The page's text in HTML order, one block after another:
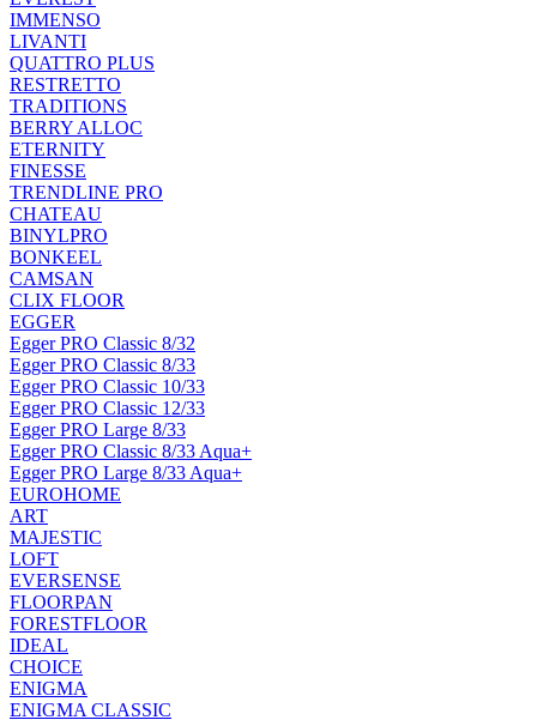
IMMENSO
LIVANTI
QUATTRO PLUS
RESTRETTO
TRADITIONS
BERRY ALLOC
ETERNITY
FINESSE
TRENDLINE PRO
CHATEAU
BINYLPRO
BONKEEL
CAMSAN
CLIX FLOOR
EGGER
Egger PRO Classic 8/32
Egger PRO Classic 8/33
Egger PRO Classic 10/33
Egger PRO Classic 12/33
Egger PRO Large 8/33
Egger PRO Classic 8/33 Aqua+
Egger PRO Large 8/33 Aqua+
EUROHOME
ART
MAJESTIC
LOFT
EVERSENSE
FLOORPAN
FORESTFLOOR
IDEAL
CHOICE
ENIGMA
ENIGMA CLASSIC